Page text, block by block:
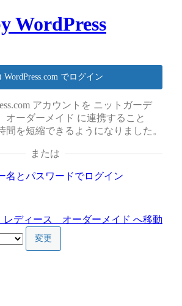
WordPress
WordPress.com でログイン
アカウントを ニットガーデ
ーダーメイド に連携すること
間を短縮できるようになりました。
または
名とパスワードでログイン
ディース オーダーメイド へ移動